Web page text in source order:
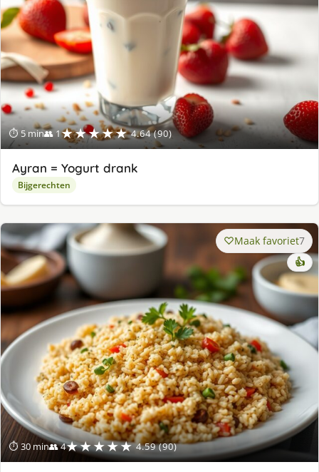
⏱ 5 min👥 1★★★★★ 4.64 (90)
Ayran = Yogurt drank
Bijgerechten
⏱ 30 min👥 4★★★★★ 4.59 (90)
Maak favoriet7
👍